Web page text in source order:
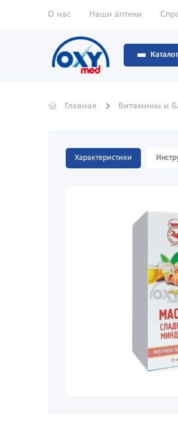
О нас Наши аптеки
Каталог
Главная Витамины и
Характеристики